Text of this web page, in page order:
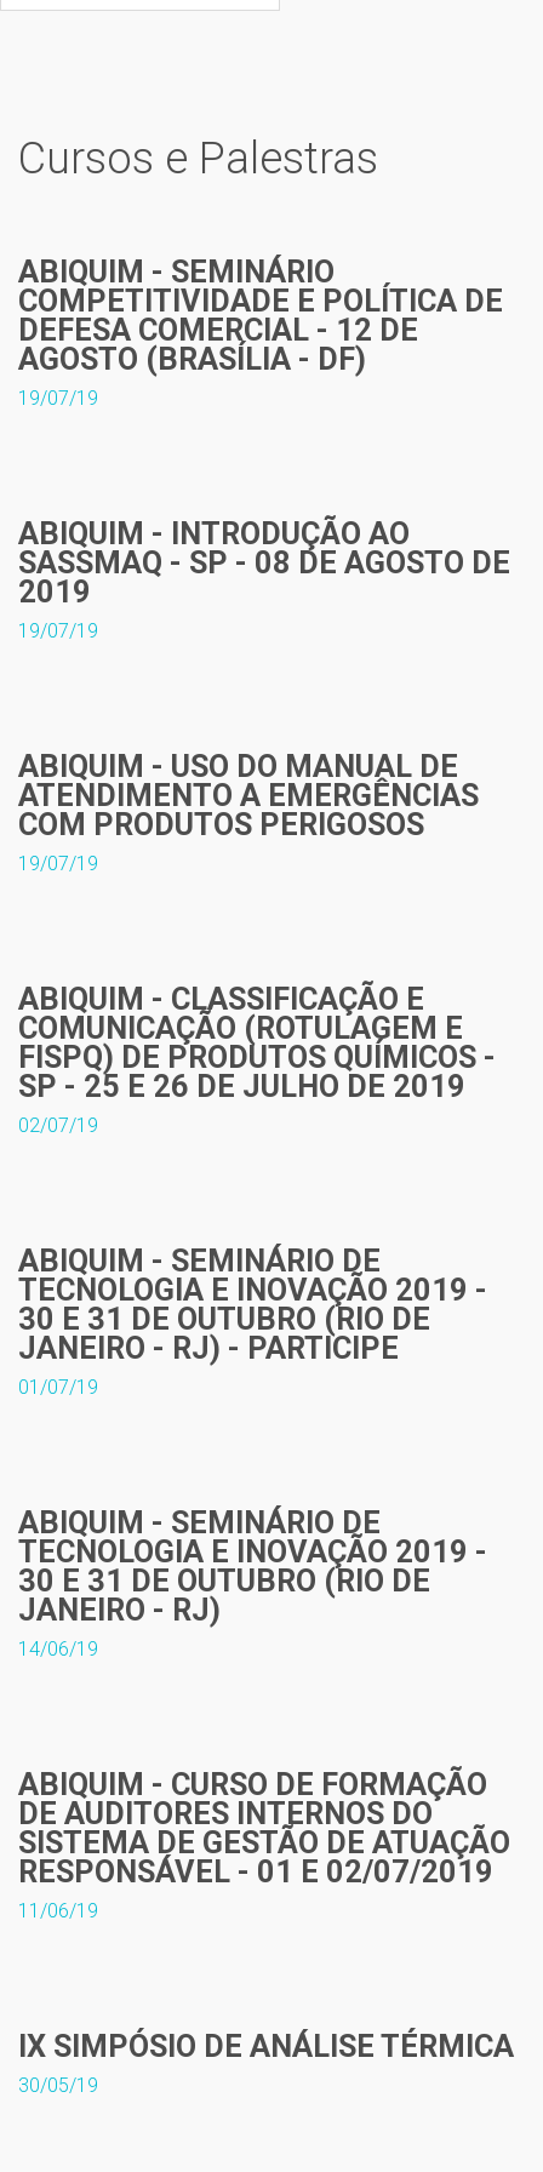
Cursos e Palestras
ABIQUIM - SEMINÁRIO
COMPETITIVIDADE E POLÍTICA DE
DEFESA COMERCIAL - 12 DE
AGOSTO (BRASÍLIA - DF)
19/07/19
ABIQUIM - INTRODUÇÃO AO
SASSMAQ - SP - 08 DE AGOSTO DE
2019
19/07/19
ABIQUIM - USO DO MANUAL DE
ATENDIMENTO A EMERGÊNCIAS
COM PRODUTOS PERIGOSOS
19/07/19
ABIQUIM - CLASSIFICAÇÃO E
COMUNICAÇÃO (ROTULAGEM E
FISPQ) DE PRODUTOS QUÍMICOS -
SP - 25 E 26 DE JULHO DE 2019
02/07/19
ABIQUIM - SEMINÁRIO DE
TECNOLOGIA E INOVAÇÃO 2019 -
30 E 31 DE OUTUBRO (RIO DE
JANEIRO - RJ) - PARTICIPE
01/07/19
ABIQUIM - SEMINÁRIO DE
TECNOLOGIA E INOVAÇÃO 2019 -
30 E 31 DE OUTUBRO (RIO DE
JANEIRO - RJ)
14/06/19
ABIQUIM - CURSO DE FORMAÇÃO
DE AUDITORES INTERNOS DO
SISTEMA DE GESTÃO DE ATUAÇÃO
RESPONSÁVEL - 01 E 02/07/2019
11/06/19
IX SIMPÓSIO DE ANÁLISE TÉRMICA
30/05/19